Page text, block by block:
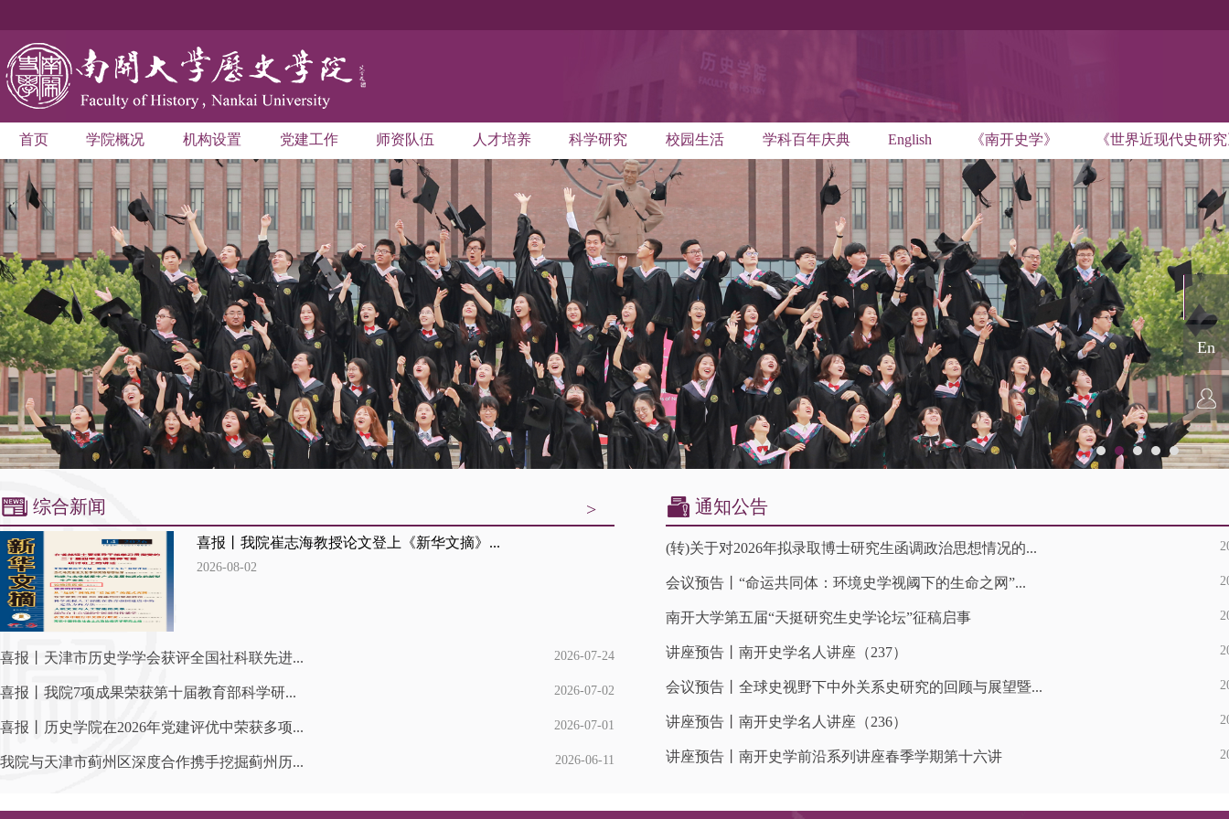
En
首页 学院概况 机构设置 党建工作 师资队伍 人才培养 科学研究 校园生活 学科百年庆典 English 《南开史学》 《世界近现代史研
综合新闻 >
喜报丨我院崔志海教授论文登上《新华文摘》...
2026-08-02
喜报丨天津市历史学学会获评全国社科联先进... 2026-07-24
喜报丨我院7项成果荣获第十届教育部科学研... 2026-07-02
喜报丨历史学院在2026年党建评优中荣获多项... 2026-07-01
我院与天津市蓟州区深度合作携手挖掘蓟州历... 2026-06-11
通知公告
(转)关于对2026年拟录取博士研究生函调政治思想情况的...
会议预告丨“命运共同体：环境史学视阈下的生命之网”...
​南开大学第五届“天挺研究生史学论坛”征稿启事
讲座预告丨南开史学名人讲座（237）
会议预告丨全球史视野下中外关系史研究的回顾与展望暨...
讲座预告丨南开史学名人讲座（236）
讲座预告丨南开史学前沿系列讲座春季学期第十六讲